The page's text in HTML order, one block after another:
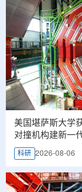
美国堪萨斯大学
对撞机构建新一
科研 2026-08-06